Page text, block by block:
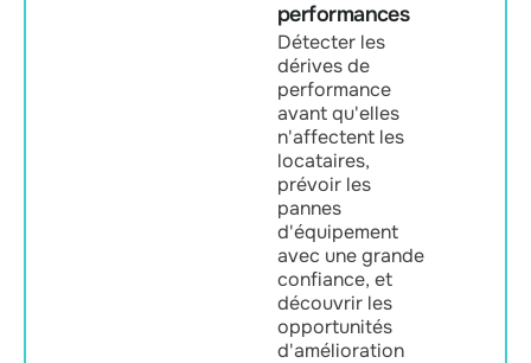
performances
Détecter les
dérives de
performance
avant qu'elles
n'affectent les
locataires,
prévoir les
pannes
d'équipement
avec une grande
confiance, et
découvrir les
opportunités
d'amélioration